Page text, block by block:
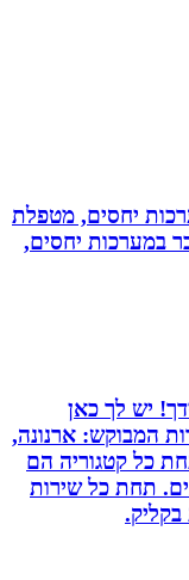
יחסים, מטפלת
יחסים,
לך כאן
ארנונה,
קטגוריה הם
כל שירות